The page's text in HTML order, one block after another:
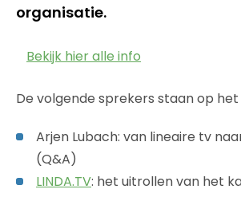
organisatie.
Bekijk hier alle info
De volgende sprekers staan op
Arjen Lubach: van lineaire tv
(Q&A)
LINDA.TV: het uitrollen van het